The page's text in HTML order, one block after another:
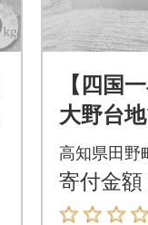
【四国
大野台
和6年産
『とう
高知県田野
寄付金額